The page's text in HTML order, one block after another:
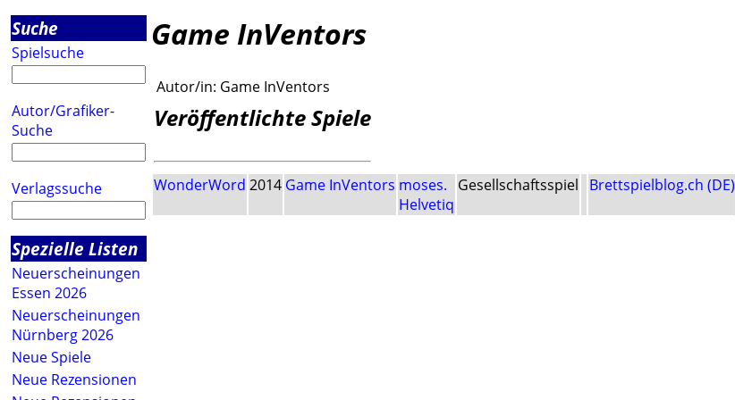
Suche
Spielsuche
Autor/Grafiker-
Suche
Verlagssuche
Spezielle Listen
Neuerscheinungen
Essen 2026
Neuerscheinungen
Nürnberg 2026
Neue Spiele
Neue Rezensionen
Game InVentors
Autor/in: Game InVentors
Veröffentlichte Spiele
WonderWord 2014 Game InVentors moses.
Helvetiq
Gesellschaftsspiel Brettspielblog.ch (DE)